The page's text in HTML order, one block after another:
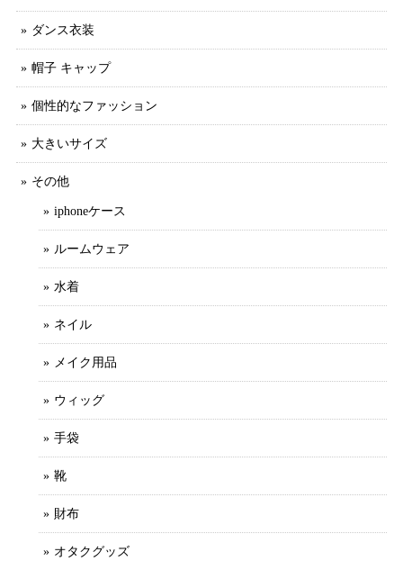
ダンス衣装
帽子 キャップ
個性的なファッション
大きいサイズ
その他
iphoneケース
ルームウェア
水着
ネイル
メイク用品
ウィッグ
手袋
靴
財布
オタクグッズ